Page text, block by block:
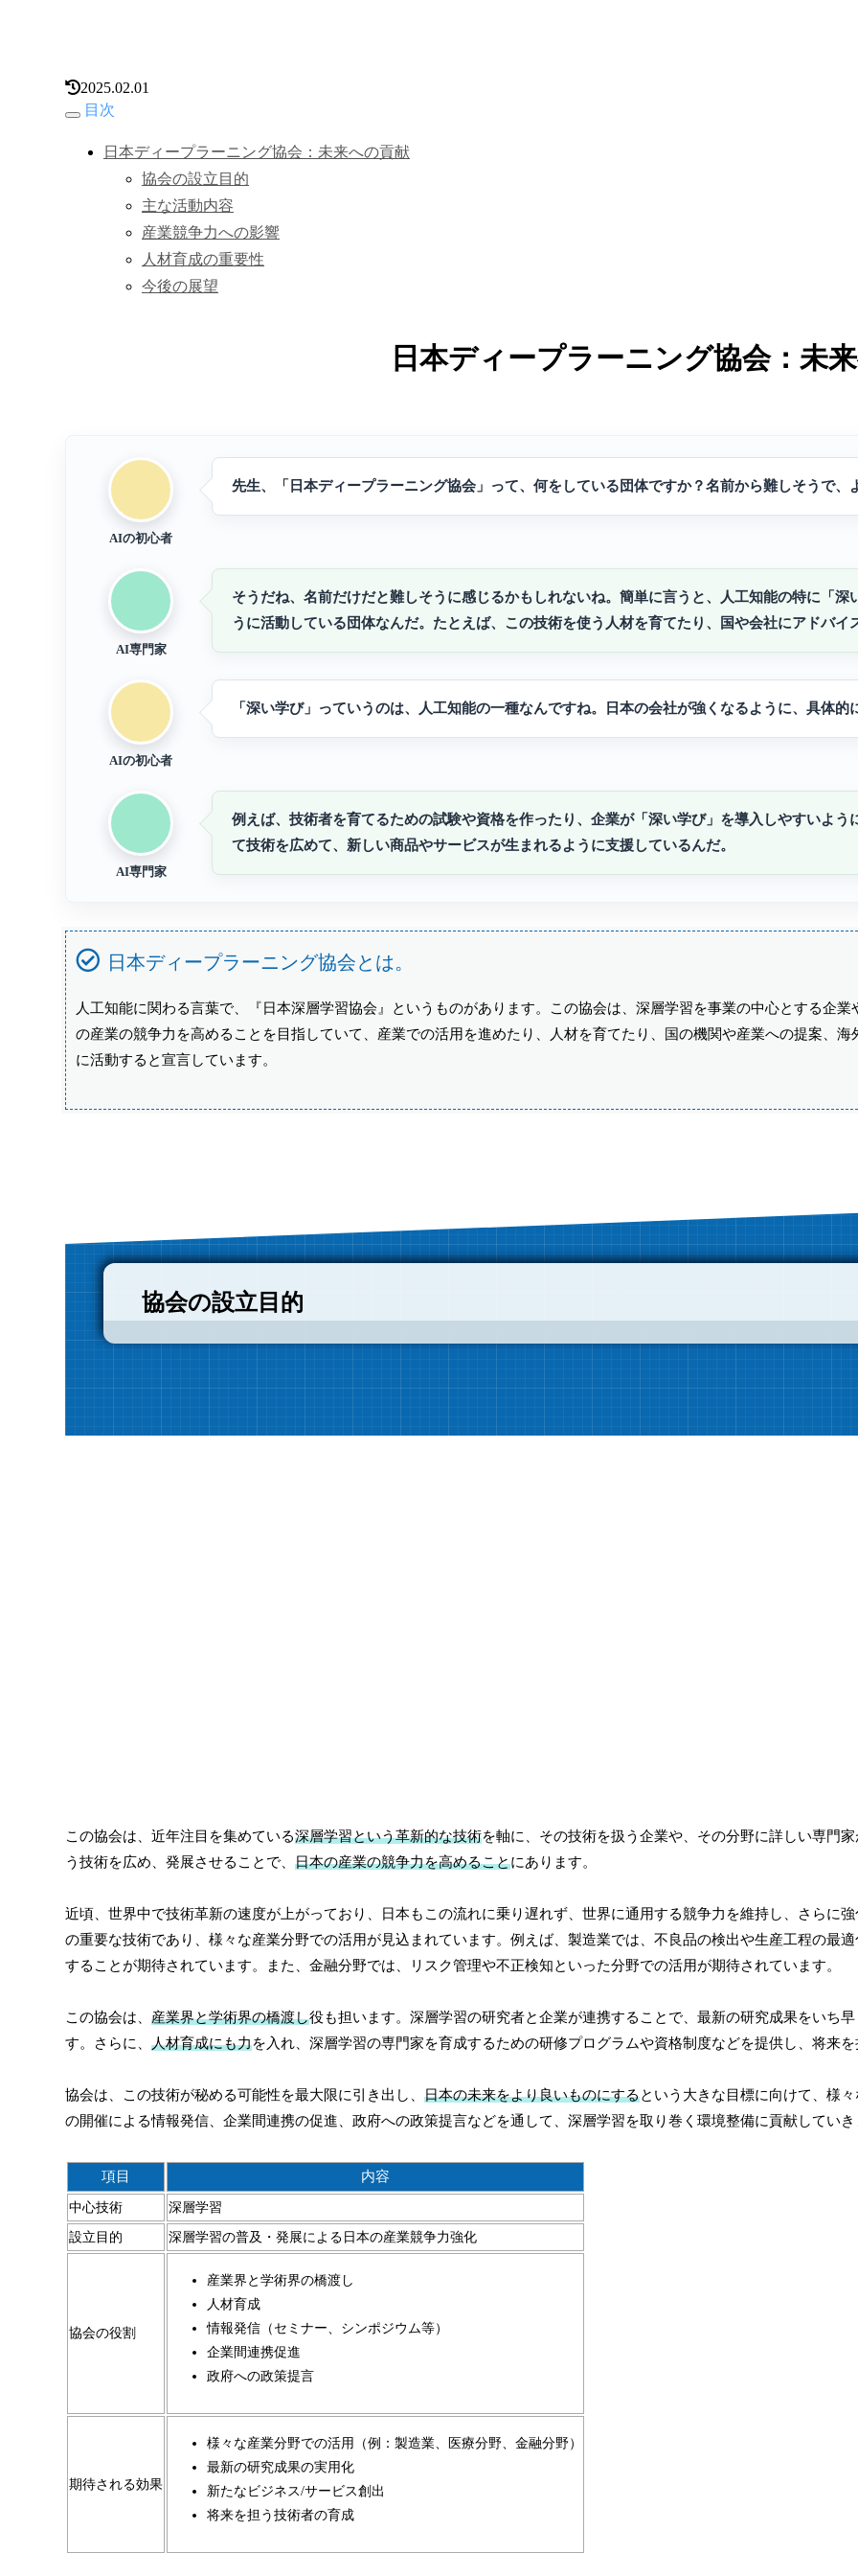
2025.02.01
目次
日本ディープラーニング協会：未来への貢献
協会の設立目的
主な活動内容
産業競争力への影響
人材育成の重要性
今後の展望
日本ディープラーニング協会：未
AIの初心者
先生、「日本ディープラーニング協会」って、何をしている団体ですか？名前から難しそうで、
AI専門家
そうだね、名前だけだと難しそうに感じるかもしれないね。簡単に言うと、人工知能の特に「
うに活動している団体なんだ。たとえば、この技術を使う人材を育てたり、国や会社にアドバイ
AIの初心者
「深い学び」っていうのは、人工知能の一種なんですね。日本の会社が強くなるように、具体
AI専門家
例えば、技術者を育てるための試験や資格を作ったり、企業が「深い学び」を導入しやすいよ
て技術を広めて、新しい商品やサービスが生まれるように支援しているんだ。
日本ディープラーニング協会とは。
人工知能に関わる言葉で、『日本深層学習協会』というものがあります。この協会は、深層学習を事業の中心とする企
の産業の競争力を高めることを目指していて、産業での活用を進めたり、人材を育てたり、国の機関や産業への提案、
に活動すると宣言しています。
協会の設立目的
この協会は、近年注目を集めている深層学習という革新的な技術を軸に、その技術を扱う企業や、その分野に詳しい専門
う技術を広め、発展させることで、 日本の産業の競争力を高めることにあります。
近頃、世界中で技術革新の速度が上がっており、日本もこの流れに乗り遅れず、世界に通用する競争力を維持し、さらに
の重要な技術であり、様々な産業分野での活用が見込まれています。例えば、製造業では、不良品の検出や生産工程の最
することが期待されています。また、金融分野では、リスク管理や不正検知といった分野での活用が期待されています。
この協会は、 産業界と学術界の橋渡し役も担います。深層学習の研究者と企業が連携することで、最新の研究成果をいち
す。さらに、 人材育成にも力を入れ、深層学習の専門家を育成するための研修プログラムや資格制度などを提供し、将来
協会は、この技術が秘める可能性を最大限に引き出し、 日本の未来をより良いものにするという大きな目標に向けて、様
の開催による情報発信、企業間連携の促進、政府への政策提言などを通して、深層学習を取り巻く環境整備に貢献してい
項目 内容
中心技術 深層学習
設立目的 深層学習の普及・発展による日本の産業競争力強化
協会の役割
産業界と学術界の橋渡し
人材育成
情報発信（セミナー、シンポジウム等）
企業間連携促進
政府への政策提言
期待される効果
様々な産業分野での活用（例：製造業、医療分野、金融分野）
最新の研究成果の実用化
新たなビジネス/サービス創出
将来を担う技術者の育成